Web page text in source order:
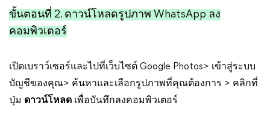
ขั้นตอนที่ 2. ดาวน์โหลดรูปภาพ WhatsApp ลง
คอมพิวเตอร์
เปิดเบราว์เซอร์และไปที่เว็บไซต์ Google Photos> เข้าสู่ระบบ
บัญชีของคุณ> ค้นหาและเลือกรูปภาพที่คุณต้องการ > คลิกที่
ปุ่ม ดาวน์โหลด เพื่อบันทึกลงคอมพิวเตอร์